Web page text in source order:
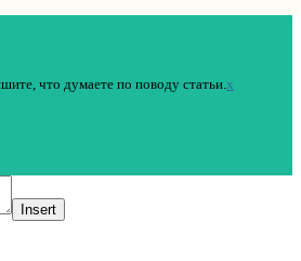
что думаете по поводу статьи. x
Insert